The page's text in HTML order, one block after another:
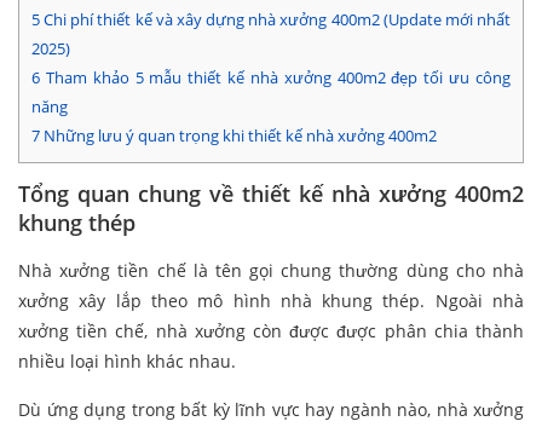
5Chi phí thiết kế và xây dựng nhà xưởng 400m2 (Update mới nhất
2025)
6 Tham khảo 5 mẫu thiết kế nhà xưởng 400m2 đẹp tối ưu công
năng
7 Những lưu ý quan trọng khi thiết kế nhà xưởng 400m2
Tổng quan chung về thiết kế nhà xưởng 400m2
khung thép
Nhà xưởng tiền chế là tên gọi chung thường dùng cho nhà
xưởng xây lắp theo mô hình nhà khung thép. Ngoài nhà
xưởng tiền chế, nhà xưởng còn được được phân chia thành
nhiều loại hình khác nhau.
Dù ứng dụng trong bất kỳ lĩnh vực hay ngành nào, nhà xưởng